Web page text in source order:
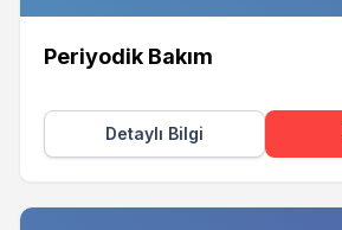
Periyodik Bakım
Detaylı Bilgi